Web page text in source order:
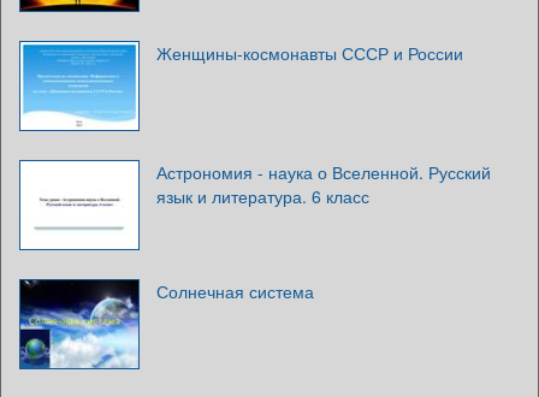
Женщины-космонавты СССР и России
Астрономия - наука о Вселенной. Русский
язык и литература. 6 класс
Солнечная система